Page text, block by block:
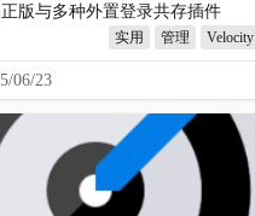
版与多种外置登录共存插件
实用 管理 Velocity
06/23